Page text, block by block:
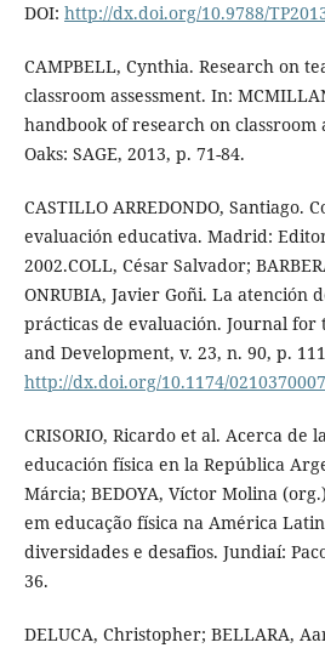
DOI: http://dx.doi.org/10.9788/
CAMPBELL, Cynthia. Research on
classroom assessment. In:
handbook of research on classroom
Oaks: SAGE, 2013, p. 71-84.
CASTILLO ARREDONDO, Santiago.
evaluación educativa. Madrid:
2002.COLL, César Salvador;
ONRUBIA, Javier Goñi. La atención
prácticas de evaluación. Journal for
and Development, v. 23, n. 90, p.
http://dx.doi.org/10.1174/
CRISORIO, Ricardo et al. Acerca de
educación física en la República
Márcia; BEDOYA, Víctor Molina
em educação física na América
diversidades e desafios. Jundiaí:
36.
DELUCA, Christopher; BELLARA,